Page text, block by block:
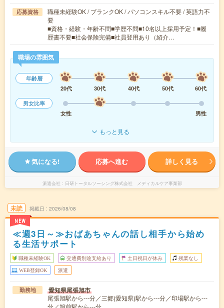
応募資格
職種未経験OK / ブランクOK / パソコンスキル不要 / 英語力不
要
■資格・経験・年齢不問■学歴不問■10名以上採用予定！■履
歴書不要■社会保険完備■社員登用あり（紹介…
職場の雰囲気
年齢層
20代
30代 40代 50代
60代
男女比率
女性
男性
もっと見る
気になる! 応募へ進む 詳しく見る
派遣会社 日研トータルソーシング株式会社 メディカルケア事業部
未読
NEW
掲載日 2026/08/08
≪週3日～≫おばあちゃんの話し相手から始め
る生活サポート
職種未経験OK 交通費別途支給あり 土日祝日が休み 残業なし
WEB登録OK 派遣
勤務地 愛知県尾張旭市
尾張旭駅から---分／三郷(愛知県)駅から---分／印場駅から---